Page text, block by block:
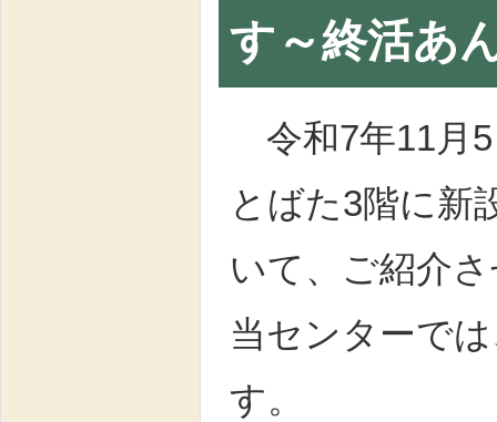
す～終活あ
令和7年11月5
とばた3階に新
いて、ご紹介
当センターで
す。